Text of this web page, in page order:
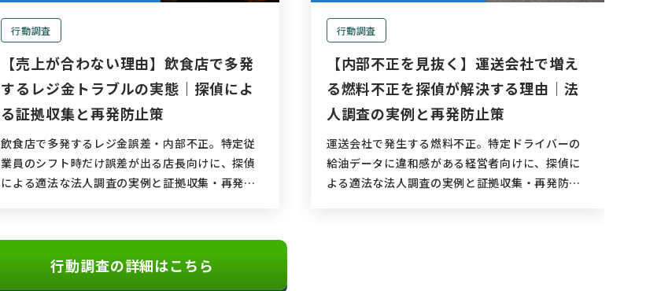
行動調査
【売上が合わない理由】飲食店で多発
するレジ金トラブルの実態｜探偵によ
る証拠収集と再発防止策
飲食店で多発するレジ金誤差・内部不正。特定従
業員のシフト時だけ誤差が出る店長向けに、探偵
による適法な法人調査の実例と証拠収集・再発防
行動調査
【内部不正を見抜く】運送会社で増え
る燃料不正を探偵が解決する理由｜法
人調査の実例と再発防止策
運送会社で発生する燃料不正。特定ドライバーの
給油データに違和感がある経営者向けに、探偵に
よる適法な法人調査の実例と証拠収集・再発防止
行動調査の詳細はこちら